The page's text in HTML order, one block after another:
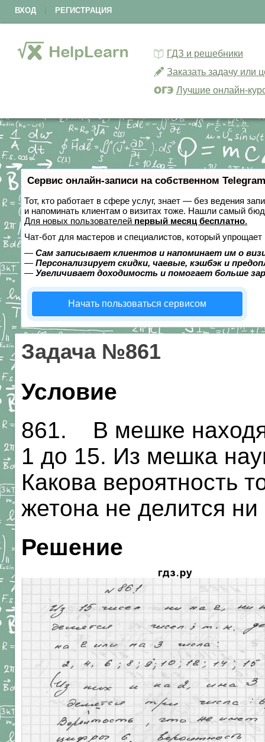
ВХОД РЕГИСТРАЦИЯ
ГДЗ и решебники
Заказать задачу или
Лучшие онлайн-
Сервис онлайн-записи на собственном
Тот, кто работает в сфере услуг, знает — без ведения
и напоминать клиентам о визитах тоже. Нашли самый
Для новых пользователей первый месяц бесплатно.
Чат-бот для мастеров и специалистов, который упрощает
— Сам записывает клиентов и напоминает им о
— Персонализирует скидки, чаевые, кэшбэк и
— Увеличивает доходимость и помогает больше
Начать пользоваться сервисом
Задача №861
Условие
861. В мешке
1 до 15. Из мешка
Какова вероятность
жетона не делится
Решение